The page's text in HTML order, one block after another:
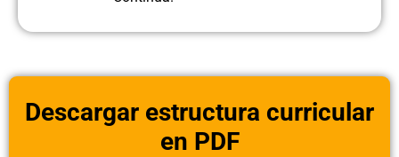
Descargar estructura curricular
en PDF